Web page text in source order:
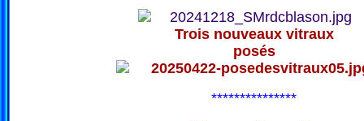
Trois nouveaux vitraux
posés
***************